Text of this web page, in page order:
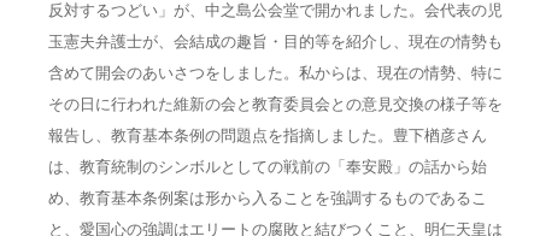
反対するつどい」が、中之島公会堂で開かれました。会代表の児
玉憲夫弁護士が、会結成の趣旨・目的等を紹介し、現在の情勢も
含めて開会のあいさつをしました。私からは、現在の情勢、特に
その日に行われた維新の会と教育委員会との意見交換の様子等を
報告し、教育基本条例の問題点を指摘しました。豊下楢彦さん
は、教育統制のシンボルとしての戦前の「奉安殿」の話から始
め、教育基本条例案は形から入ることを強調するものであるこ
と、愛国心の強調はエリートの腐敗と結びつくこと、明仁天皇は